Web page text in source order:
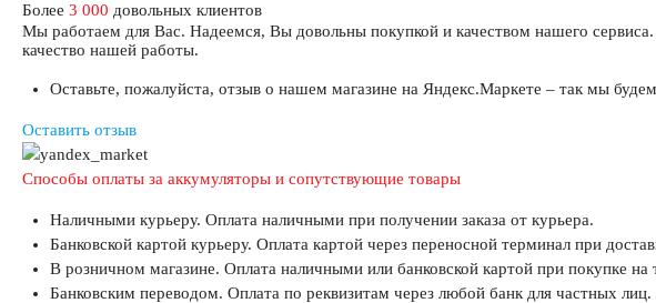
Более 3 000 довольных клиентов
Мы работаем для Вас. Надеемся, Вы довольны покупкой и качеством нашего
качество нашей работы.
Оставьте, пожалуйста, отзыв о нашем магазине на Яндекс.Маркете – так мы будем
Оставить отзыв
Способы оплаты за аккумуляторы и сопутствующие товары
Наличными курьеру. Оплата наличными при получении заказа от курьера.
Банковской картой курьеру. Оплата картой через переносной терминал при
В розничном магазине. Оплата наличными или банковской картой при покупке на
Банковским переводом. Оплата по реквизитам через любой банк для частных лиц.